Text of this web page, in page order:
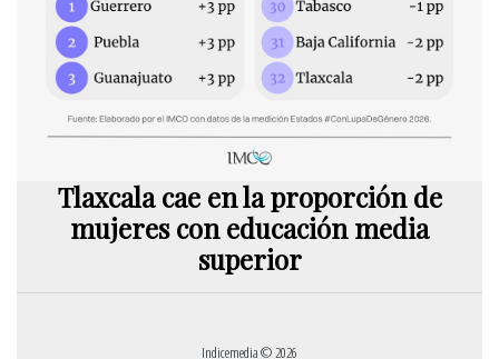
Tlaxcala cae en la proporción de
mujeres con educación media
superior
Indicemedia © 2026